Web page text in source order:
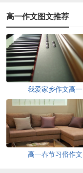
高一作文图文推荐
我爱家乡作文高一
高一春节习俗作文